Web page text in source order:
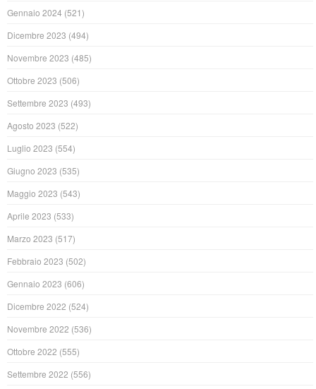
Gennaio 2024 (521)
Dicembre 2023 (494)
Novembre 2023 (485)
Ottobre 2023 (506)
Settembre 2023 (493)
Agosto 2023 (522)
Luglio 2023 (554)
Giugno 2023 (535)
Maggio 2023 (543)
Aprile 2023 (533)
Marzo 2023 (517)
Febbraio 2023 (502)
Gennaio 2023 (606)
Dicembre 2022 (524)
Novembre 2022 (536)
Ottobre 2022 (555)
Settembre 2022 (556)